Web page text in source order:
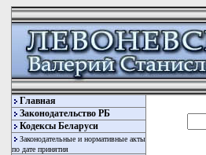
Главная
Законодательство РБ
Кодексы Беларуси
Законодательные и нормативные акты
по дате принятия